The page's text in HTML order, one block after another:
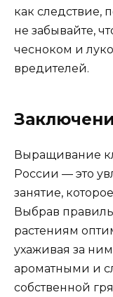
как следствие,
не забывайте,
чесноком и
вредителей.
Выращивание
России — это
занятие,
Выбрав
растениям
ухаживая за
ароматными и
собственной